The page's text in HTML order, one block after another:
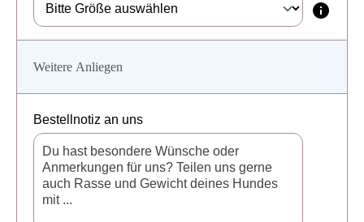
Weitere Anliegen
Bestellnotiz an uns